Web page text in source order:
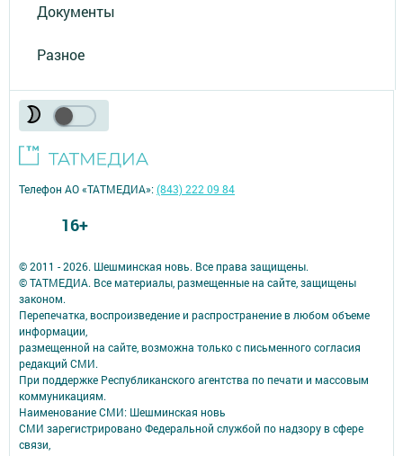
Документы
Разное
© 2011 - 2026. Шешминская новь. Все права защищены.
© ТАТМЕДИА. Все материалы, размещенные на сайте, защищены
законом.
Перепечатка, воспроизведение и распространение в любом объеме
информации,
размещенной на сайте, возможна только с письменного согласия
редакций СМИ.
При поддержке Республиканского агентства по печати и массовым
коммуникациям.
Наименование СМИ: Шешминская новь
СМИ зарегистрировано Федеральной службой по надзору в сфере
связи,
Телефон АО «ТАТМЕДИА»:(843) 222 09 84
16+